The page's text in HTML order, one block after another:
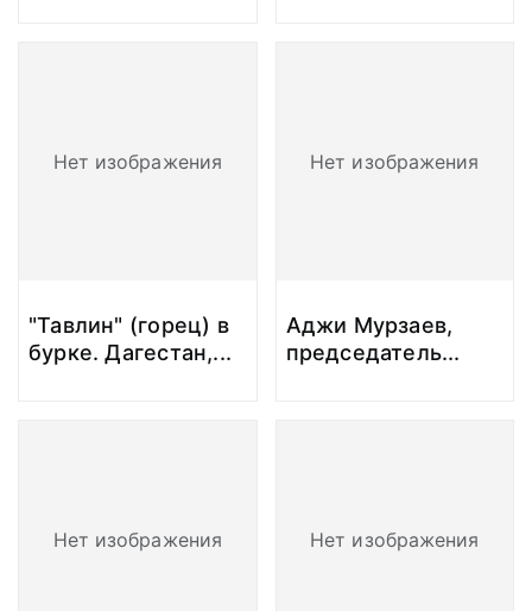
Нет изображения
"Тавлин" (горец) в
бурке. Дагестан,...
Нет изображения
Аджи Мурзаев,
председатель...
Нет изображения Нет изображения